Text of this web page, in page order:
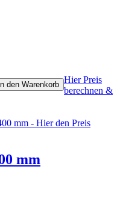
Hier Preis
berechnen &
mm